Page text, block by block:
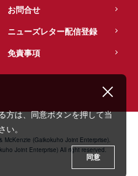
お問合せ
ニューズレター配信登録
免責事項
McKenzie (Gaikokuho Joint Enterprise).
Joint Enterprise) All right reserved.
方は、同意ボタンを押して当
。
同意